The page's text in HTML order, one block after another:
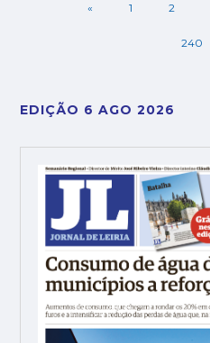
« 1 2
240
EDIÇÃO 6 AGO 2026